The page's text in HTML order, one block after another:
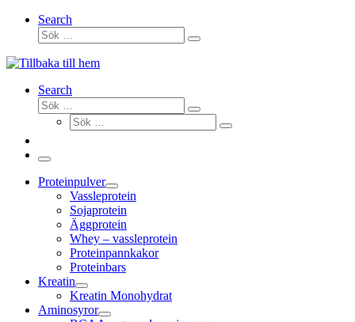
Search
Sök
Sök
Search
Sök
Sök
Sök
Sök
Meny
Proteinpulver
Vassleprotein
Sojaprotein
Äggprotein
Whey – vassleprotein
Proteinpannkakor
Proteinbars
Kreatin
Kreatin Monohydrat
Aminosyror